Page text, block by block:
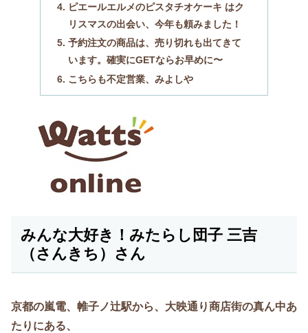
ピエールエルメのピスタチオケーキ はク
リスマスの出会い、今年も頼みました！
予約注文の商品は、売り切れも出てきて
います。確実にGETならお早めに〜
こちらも不定営業、みよしや
みんな大好き！みたらし団子 三吉
（さんきち）さん
京都の嵐電、帷子ノ辻駅から、大映通り商店街の真ん中あ
たりにある、